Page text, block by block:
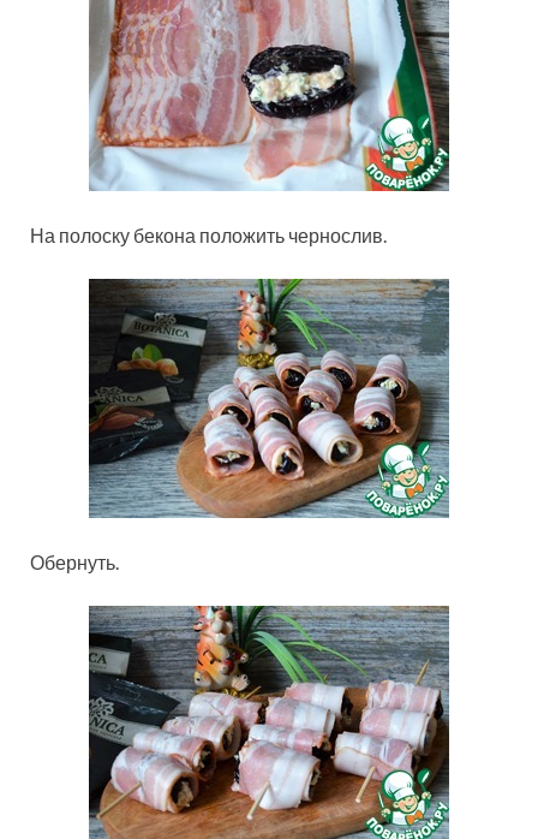
На полоску бекона положить чернослив.
Обернуть.